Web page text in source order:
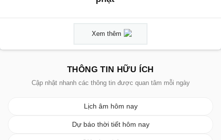
Xem thêm
THÔNG TIN HỮU ÍCH
Cập nhật nhanh các thông tin được quan tâm mỗi ngày
Lịch âm hôm nay
Dự báo thời tiết hôm nay